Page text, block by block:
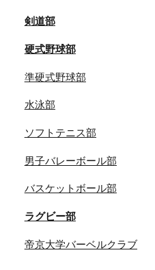
剣道部
硬式野球部
準硬式野球部
水泳部
ソフトテニス部
男子バレーボール部
バスケットボール部
ラグビー部
帝京大学バーベルクラブ